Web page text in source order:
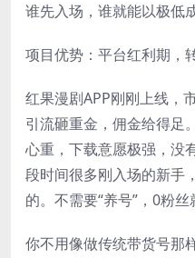
谁先入场，谁就能以极低
项目优势：平台红利期，
红果漫剧APP刚刚上线，
引流砸重金，佣金给得足
心重，下载意愿极强，没
段时间很多刚入场的新手
的。不需要“养号”，0粉丝
你不用像做传统带货号那